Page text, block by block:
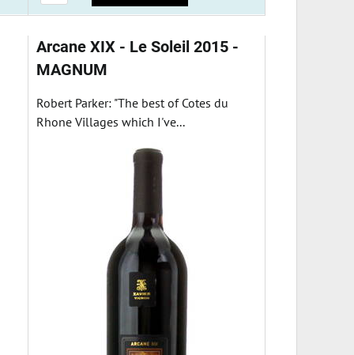
Arcane XIX - Le Soleil 2015 -
MAGNUM
Robert Parker: "The best of Cotes du
Rhone Villages which I've...